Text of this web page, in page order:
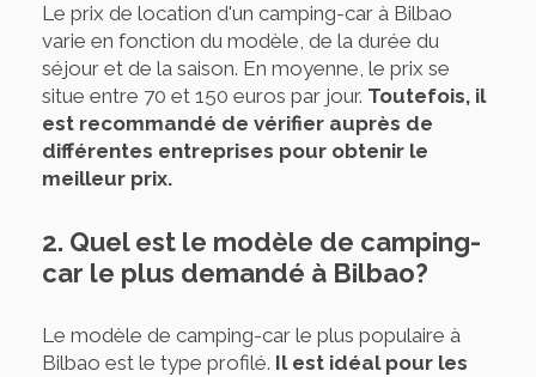
Le prix de location d'un camping-car à Bilbao
varie en fonction du modèle, de la durée du
séjour et de la saison. En moyenne, le prix se
situe entre 70 et 150 euros par jour. Toutefois, il
est recommandé de vérifier auprès de
différentes entreprises pour obtenir le
meilleur prix.
2. Quel est le modèle de camping-
car le plus demandé à Bilbao?
Le modèle de camping-car le plus populaire à
Bilbao est le type profilé. Il est idéal pour les